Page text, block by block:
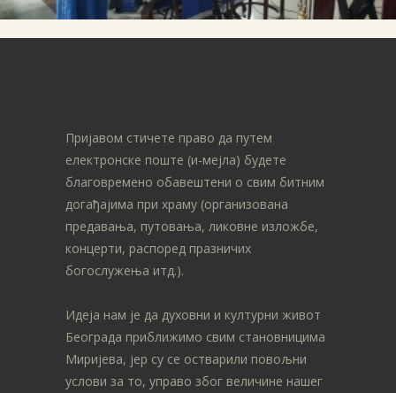
Пријавом стичете право да путем
електронске поште (и-мејла) будете
благовремено обавештени о свим битним
догађајима при храму (организована
предавања, путовања, ликовне изложбе,
концерти, распоред празничих
богослужења итд.).
Идеја нам је да духовни и културни живот
Београда приближимо свим становницима
Миријева, јер су се остварили повољни
услови за то, управо због величине нашег